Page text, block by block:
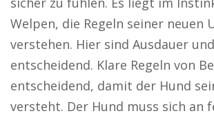
Welpen, die Regeln seiner neuen
verstehen. Hier sind Ausdauer
entscheidend. Klare Regeln von
entscheidend, damit der Hund
versteht. Der Hund muss sich an